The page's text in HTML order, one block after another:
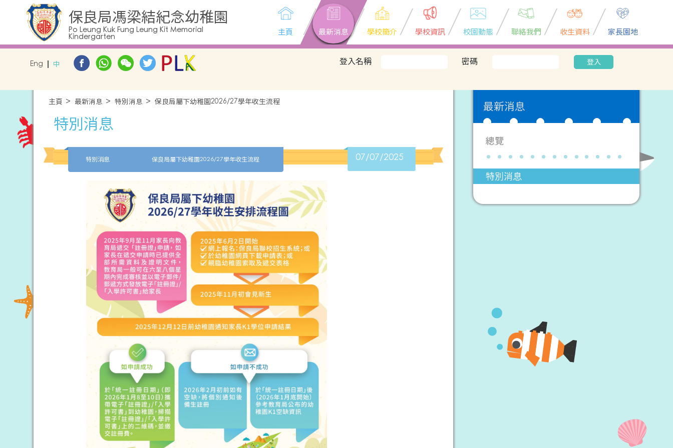
保良局馮梁結紀念幼稚園
Po Leung Kuk Fung Leung Kit Memorial
Kindergarten 主頁 最新消息 學校簡介 學校資訊 校園動態 聯絡我們 收生資料 家長園地
Eng 中 登入名稱 密碼 登入
主頁 最新消息 特別消息 保良局屬下幼稚園2026/27學年收生流程
特別消息
特別消息 保良局屬下幼稚園2026/27學年收生流程 07/07/2025
最新消息
總覽
特別消息